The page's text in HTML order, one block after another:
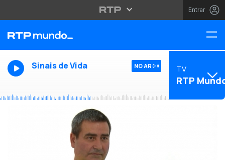
Entrar
Sinais de Vida NO AR TV
RTP